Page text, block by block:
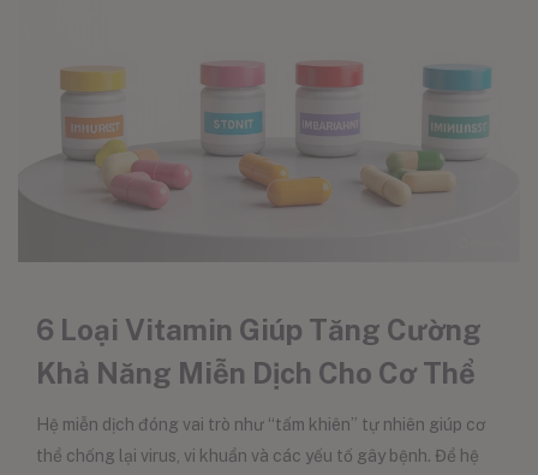
6 Loại Vitamin Giúp Tăng Cường
Khả Năng Miễn Dịch Cho Cơ Thể
Hệ miễn dịch đóng vai trò như “tấm khiên” tự nhiên giúp cơ
thể chống lại virus, vi khuẩn và các yếu tố gây bệnh. Để hệ